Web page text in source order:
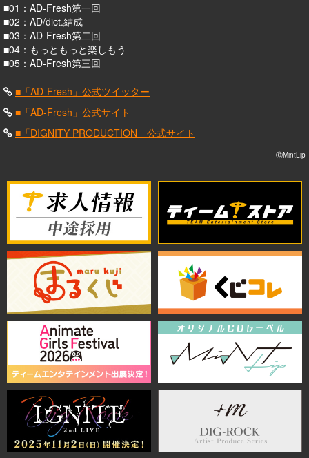
■01：AD-Fresh第一回
■02：AD/dict.結成
■03：AD-Fresh第二回
■04：もっともっと楽しもう
■05：AD-Fresh第三回
■「AD-Fresh」公式ツイッター
■「AD-Fresh」公式サイト
■「DIGNITY PRODUCTION」公式サイト
ⒸMintLip